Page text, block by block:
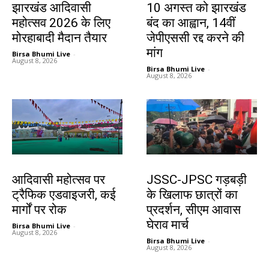
झारखंड आदिवासी
महोत्सव 2026 के लिए
मोरहाबादी मैदान तैयार
Birsa Bhumi Live -
August 8, 2026
10 अगस्त को झारखंड
बंद का आह्वान, 14वीं
जेपीएससी रद्द करने की
मांग
Birsa Bhumi Live -
August 8, 2026
आदिवासी महोत्सव पर
ट्रैफिक एडवाइजरी, कई
मार्गों पर रोक
Birsa Bhumi Live -
August 8, 2026
JSSC-JPSC गड़बड़ी
के खिलाफ छात्रों का
प्रदर्शन, सीएम आवास
घेराव मार्च
Birsa Bhumi Live -
August 8, 2026